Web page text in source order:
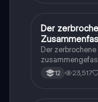
Deutsch
Der
Der
12 23,517